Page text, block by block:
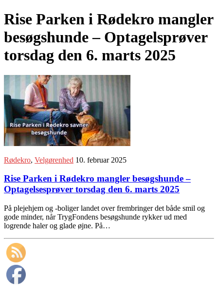
Rise Parken i Rødekro mangler
besøgshunde – Optagelsprøver
torsdag den 6. marts 2025
Rødekro, Velgørenhed 10. februar 2025
Rise Parken i Rødekro mangler besøgshunde –
Optagelsesprøver torsdag den 6. marts 2025
På plejehjem og -boliger landet over frembringer det både smil og
gode minder, når TrygFondens besøgshunde rykker ud med
logrende haler og glade øjne. På…